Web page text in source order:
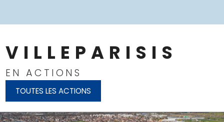
VILLEPARISIS
EN ACTIONS
TOUTES LES ACTIONS